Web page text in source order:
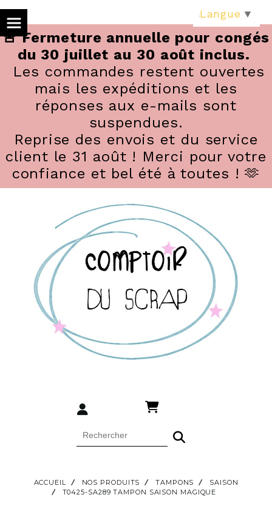
🚨 Fermeture annuelle pour congés
du 30 juillet au 30 août inclus.
Les commandes restent ouvertes
mais les expéditions et les
réponses aux e-mails sont
suspendues.
Reprise des envois et du service
client le 31 août ! Merci pour votre
confiance et bel été à toutes ! 🫶
ACCUEIL NOS PRODUITS TAMPONS
SAISON
T0425-SA289 TAMPON SAISON MAGIQUE
Langue ▼